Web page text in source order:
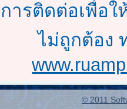
ารติดต่อเพื่อ
ไม่ถูกต้อง
© 2011